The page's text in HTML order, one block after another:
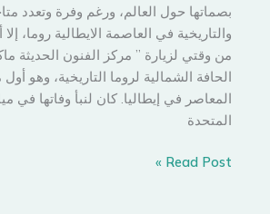
بصماتها حول العالم، ورغم وفرة وتعدد
والتاريخية في العاصمة الايطالية روما،
من وقتي لزيارة ” مركز الفنون الحديثة
الحافة الشمالية لروما التاريخية، وهو
المعاصر في إيطاليا. كان لنبأ وفاتها في
المتحدة
زها
Read Post »